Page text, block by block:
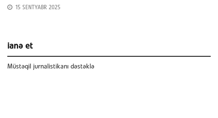
15 SENTYABR 2025
ianə et
Müstəqil jurnalistikanı dəstəklə